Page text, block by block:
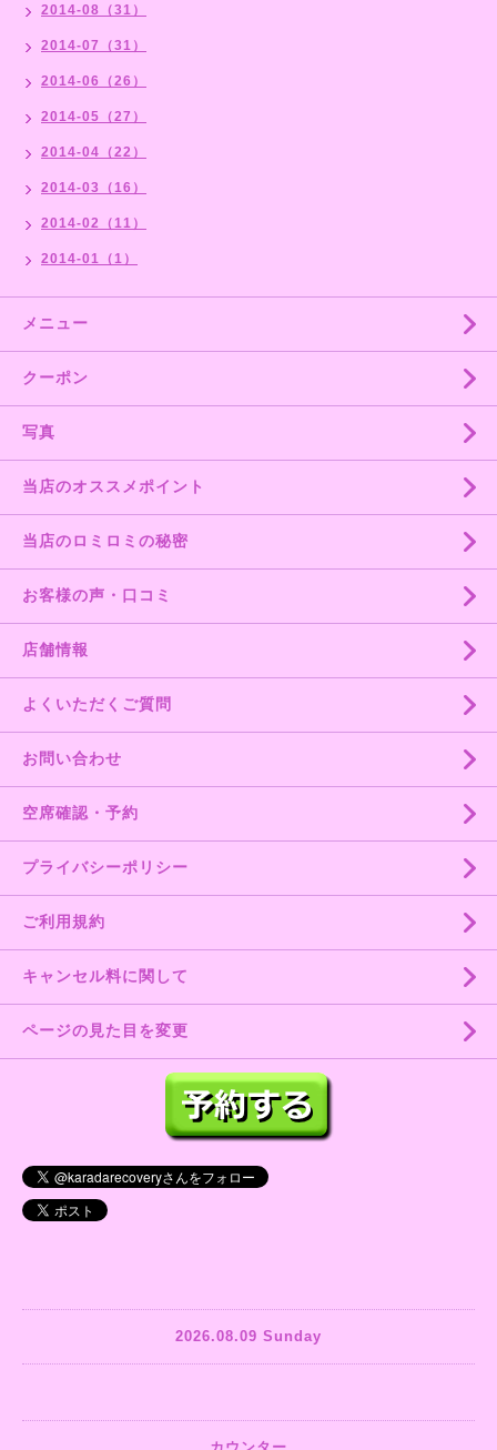
2014-08（31）
2014-07（31）
2014-06（26）
2014-05（27）
2014-04（22）
2014-03（16）
2014-02（11）
2014-01（1）
メニュー
クーポン
写真
当店のオススメポイント
当店のロミロミの秘密
お客様の声・口コミ
店舗情報
よくいただくご質問
お問い合わせ
空席確認・予約
プライバシーポリシー
ご利用規約
キャンセル料に関して
ページの見た目を変更
2026.08.09 Sunday